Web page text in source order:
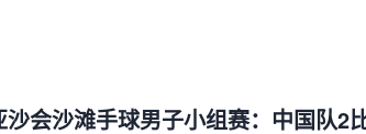
会沙滩手球男子小组赛：中国队2